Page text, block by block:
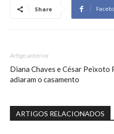
Share
Artigo anterior
Diana Chaves e César Peixoto
adiaram o casamento
ARTIGOS RELACIONADOS